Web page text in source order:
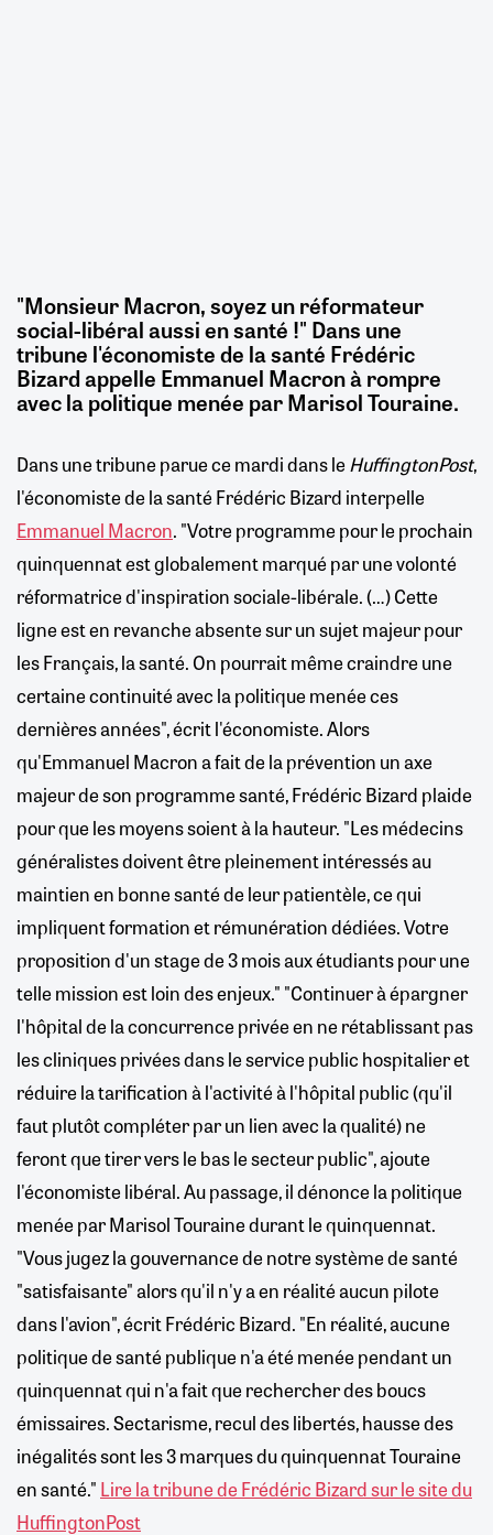
"Monsieur Macron, soyez un réformateur
social-libéral aussi en santé !" Dans une
tribune l'économiste de la santé Frédéric
Bizard appelle Emmanuel Macron à rompre
avec la politique menée par Marisol Touraine.
Dans une tribune parue ce mardi dans le HuffingtonPost,
l'économiste de la santé Frédéric Bizard interpelle
Emmanuel Macron. "Votre programme pour le prochain
quinquennat est globalement marqué par une volonté
réformatrice d'inspiration sociale-libérale. (…) Cette
ligne est en revanche absente sur un sujet majeur pour
les Français, la santé. On pourrait même craindre une
certaine continuité avec la politique menée ces
dernières années", écrit l'économiste. Alors
qu'Emmanuel Macron a fait de la prévention un axe
majeur de son programme santé, Frédéric Bizard plaide
pour que les moyens soient à la hauteur. "Les médecins
généralistes doivent être pleinement intéressés au
maintien en bonne santé de leur patientèle, ce qui
impliquent formation et rémunération dédiées. Votre
proposition d'un stage de 3 mois aux étudiants pour une
telle mission est loin des enjeux." "Continuer à épargner
l'hôpital de la concurrence privée en ne rétablissant pas
les cliniques privées dans le service public hospitalier et
réduire la tarification à l'activité à l'hôpital public (qu'il
faut plutôt compléter par un lien avec la qualité) ne
feront que tirer vers le bas le secteur public", ajoute
l'économiste libéral. Au passage, il dénonce la politique
menée par Marisol Touraine durant le quinquennat.
"Vous jugez la gouvernance de notre système de santé
"satisfaisante" alors qu'il n'y a en réalité aucun pilote
dans l'avion", écrit Frédéric Bizard. "En réalité, aucune
politique de santé publique n'a été menée pendant un
quinquennat qui n'a fait que rechercher des boucs
émissaires. Sectarisme, recul des libertés, hausse des
inégalités sont les 3 marques du quinquennat Touraine
en santé." Lire la tribune de Frédéric Bizard sur le site du
HuffingtonPost